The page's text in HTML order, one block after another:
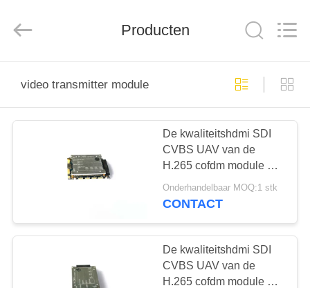
PRODUCTEN
FABRIEKSTOUR
KWALITEITSCONTROLE
Technology
Co.,Ltd.
Reserved.
Producten
video transmitter module
De kwaliteitshdmi SDI
CVBS UAV van de
H.265 cofdm module 4K
Video
videozendermodule
Onderhandelbaar MOQ:1 stk
CONTACT
De kwaliteitshdmi SDI
CVBS UAV van de
H.265 cofdm module 4K